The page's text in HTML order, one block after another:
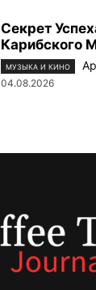
Секрет
Карибского
МУЗЫКА И КИНО
04.08.2026